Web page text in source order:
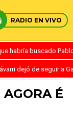
RADIO EN VIVO
habría buscado
dejó de seguir a
É